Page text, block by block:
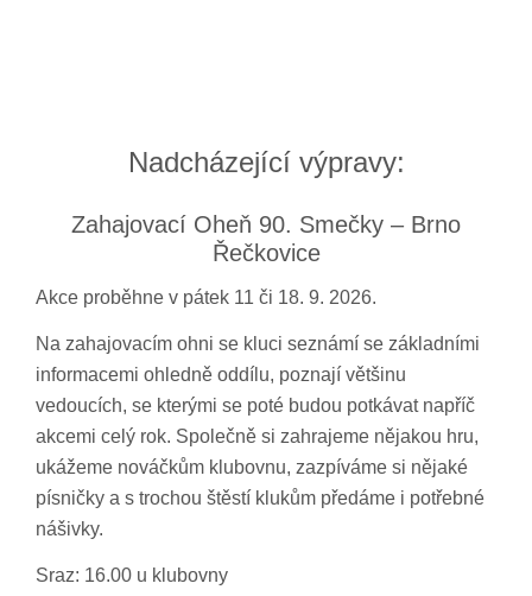
Nadcházející výpravy:
Zahajovací Oheň 90. Smečky – Brno
Řečkovice
Akce proběhne v pátek 11 či 18. 9. 2026.
Na zahajovacím ohni se kluci seznámí se základními
informacemi ohledně oddílu, poznají většinu
vedoucích, se kterými se poté budou potkávat napříč
akcemi celý rok. Společně si zahrajeme nějakou hru,
ukážeme nováčkům klubovnu, zazpíváme si nějaké
písničky a s trochou štěstí klukům předáme i potřebné
nášivky.
Sraz: 16.00 u klubovny